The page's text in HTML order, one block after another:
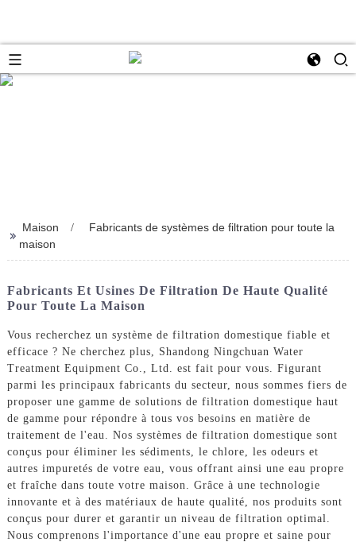
>> Maison
Fabricants de systèmes de filtration pour toute la
maison
Fabricants Et Usines De Filtration De Haute Qualité
Pour Toute La Maison
Vous recherchez un système de filtration domestique fiable et
efficace ? Ne cherchez plus, Shandong Ningchuan Water
Treatment Equipment Co., Ltd. est fait pour vous. Figurant
parmi les principaux fabricants du secteur, nous sommes fiers de
proposer une gamme de solutions de filtration domestique haut
de gamme pour répondre à tous vos besoins en matière de
traitement de l'eau. Nos systèmes de filtration domestique sont
conçus pour éliminer les sédiments, le chlore, les odeurs et
autres impuretés de votre eau, vous offrant ainsi une eau propre
et fraîche dans toute votre maison. Grâce à une technologie
innovante et à des matériaux de haute qualité, nos produits sont
conçus pour durer et garantir un niveau de filtration optimal.
Nous comprenons l'importance d'une eau propre et saine pour